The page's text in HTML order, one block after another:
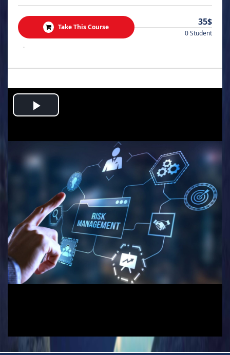
Take This Course 35$
0 Student
.
Play
Video